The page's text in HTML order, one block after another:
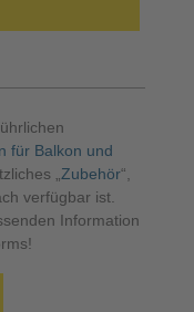
für Balkon und
„ Zubehör“,
verfügbar ist.
Information